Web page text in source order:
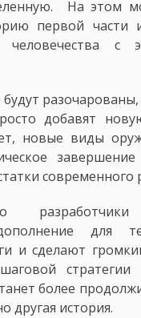
На этом
первой части
человечества с
разочарованы,
добавят
новые виды
завершение
современного
разработчики
для
и сделают
более
другая история.